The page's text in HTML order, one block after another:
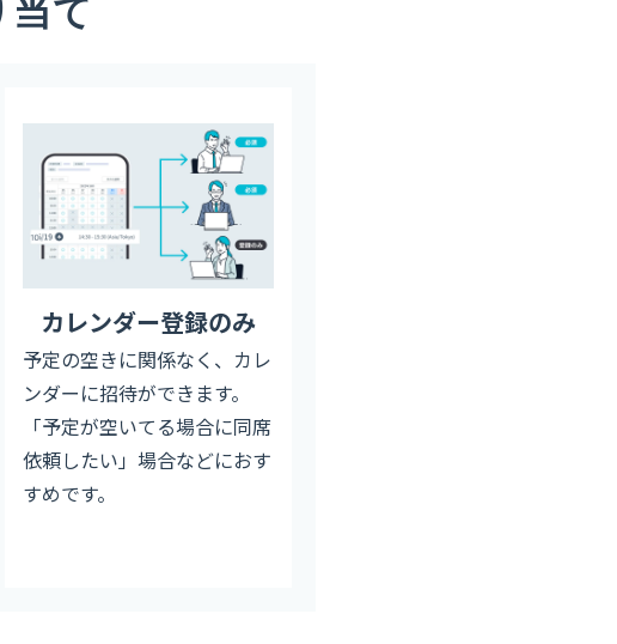
当て
カレンダー登録のみ
予定の空きに関係なく、カレ
ンダーに招待ができます。
「予定が空いてる場合に同席
依頼したい」場合などにおす
すめです。